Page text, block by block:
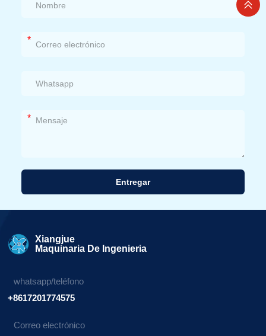
*
*
Entregar
Xiangjue
Maquinaria De Ingenieria
whatsapp/teléfono
+8617201774575
Correo electrónico